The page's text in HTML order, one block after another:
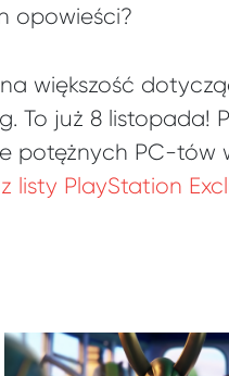
opowieści?
większość
To już 8 listopada!
potężnych PC-
listy PlayStation